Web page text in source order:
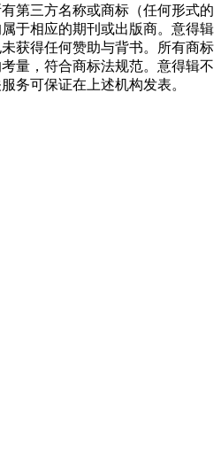
第三方名称或商标（任何形式的
于相应的期刊或出版商。意得辑
获得任何赞助与背书。所有商标
量，符合商标法规范。意得辑不
务可保证在上述机构发表。